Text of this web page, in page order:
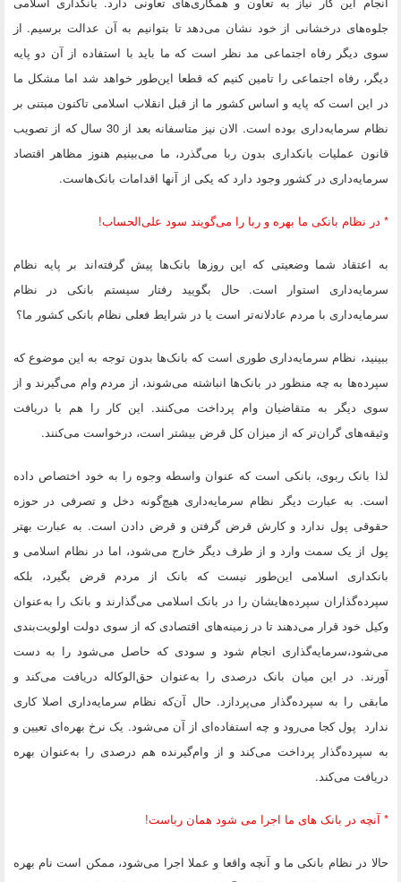
جلوه‌های درخشانی از خود نشان می‌دهد تا بتوانیم به آن عدالت برسیم. از
سوی دیگر رفاه اجتماعی مد نظر است که ما باید با استفاده از آن دو پایه
دیگر، رفاه اجتماعی را تامین کنیم که قطعا این‌طور خواهد شد اما مشکل ما
در این است که پایه و اساس کشور ما از قبل انقلاب اسلامی تاکنون مبتنی بر
نظام سرمایه‌داری بوده است. الان نیز متاسفانه بعد از 30 سال که از تصویب
قانون عملیات بانکداری بدون ربا می‌گذرد، ما می‌بینیم هنوز مظاهر اقتصاد
سرمایه‌داری در کشور وجود دارد که یکی از آنها اقدامات بانک‌هاست.
* در نظام بانکی ما بهره و ربا را می‌گویند سود علی‌الحساب!
به اعتقاد شما وضعیتی که این روزها بانک‌ها پیش گرفته‌اند بر پایه نظام
سرمایه‌داری استوار است. حال بگویید رفتار سیستم بانکی در نظام
سرمایه‌داری با مردم عادلانه‌تر است یا در شرایط فعلی نظام بانکی کشور ما؟
ببینید، نظام سرمایه‌داری طوری است که بانک‌ها بدون توجه به این موضوع که
سپرده‌ها به چه منظور در بانک‌ها انباشته می‌شوند، از مردم وام می‌گیرند و از
سوی دیگر به متقاضیان وام پرداخت می‌کنند. این کار را هم با دریافت
وثیقه‌های گران‌تر که از میزان کل قرض بیشتر است، درخواست می‌کنند.
لذا بانک ربوی، بانکی است که عنوان واسطه وجوه را به خود اختصاص داده
است. به عبارت دیگر نظام سرمایه‌داری هیچ‌گونه دخل و تصرفی در حوزه
حقوقی پول ندارد و کارش قرض گرفتن و قرض دادن است. به عبارت بهتر
پول از یک سمت وارد و از طرف دیگر خارج می‌شود، اما در نظام اسلامی و
بانکداری اسلامی این‌طور نیست که بانک از مردم قرض بگیرد، بلکه
سپرده‌‌گذاران سپرده‌هایشان را در بانک اسلامی می‌گذارند و بانک را به‌عنوان
وکیل خود قرار می‌دهند تا در زمینه‌های اقتصادی که از سوی دولت اولویت‌‌بندی
می‌شود،سرمایه‌گذاری انجام شود و سودی که حاصل می‌شود را به دست
آورند. در این میان بانک درصدی را به‌عنوان حق‌الوکاله دریافت می‌کند و
مابقی را به سپرده‌گذار می‌پردازد. حال آن‌که نظام سرمایه‌داری اصلا کاری
ندارد ​ پول کجا می‌رود و چه استفاده‌ای از آن می‌شود. یک نرخ بهره‌ای تعیین و
به سپرده‌گذار پرداخت می‌کند و از وام‌گیرنده هم درصدی را به‌عنوان بهره
دریافت می‌کند.
* آنچه در بانک های ما اجرا می شود همان رباست!
حالا در نظام بانکی ما و آنچه واقعا و عملا اجرا می‌شود، ممکن است نام بهره